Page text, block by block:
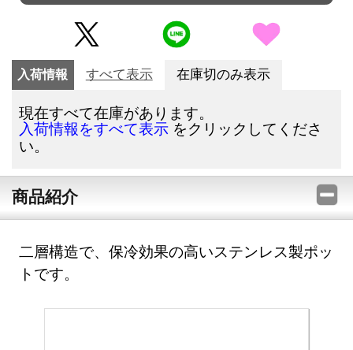
入荷情報 すべて表示 在庫切のみ表示
現在すべて在庫があります。
入荷情報をすべて表示 をクリックしてくださ
い。
商品紹介
二層構造で、保冷効果の高いステンレス製ポッ
トです。